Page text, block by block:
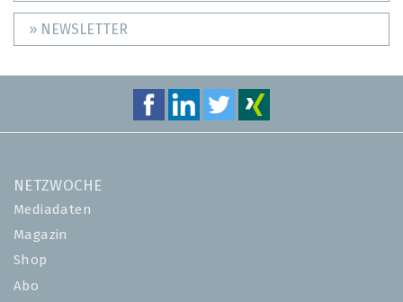
» NEWSLETTER
NETZWOCHE
Mediadaten
Magazin
Shop
Abo